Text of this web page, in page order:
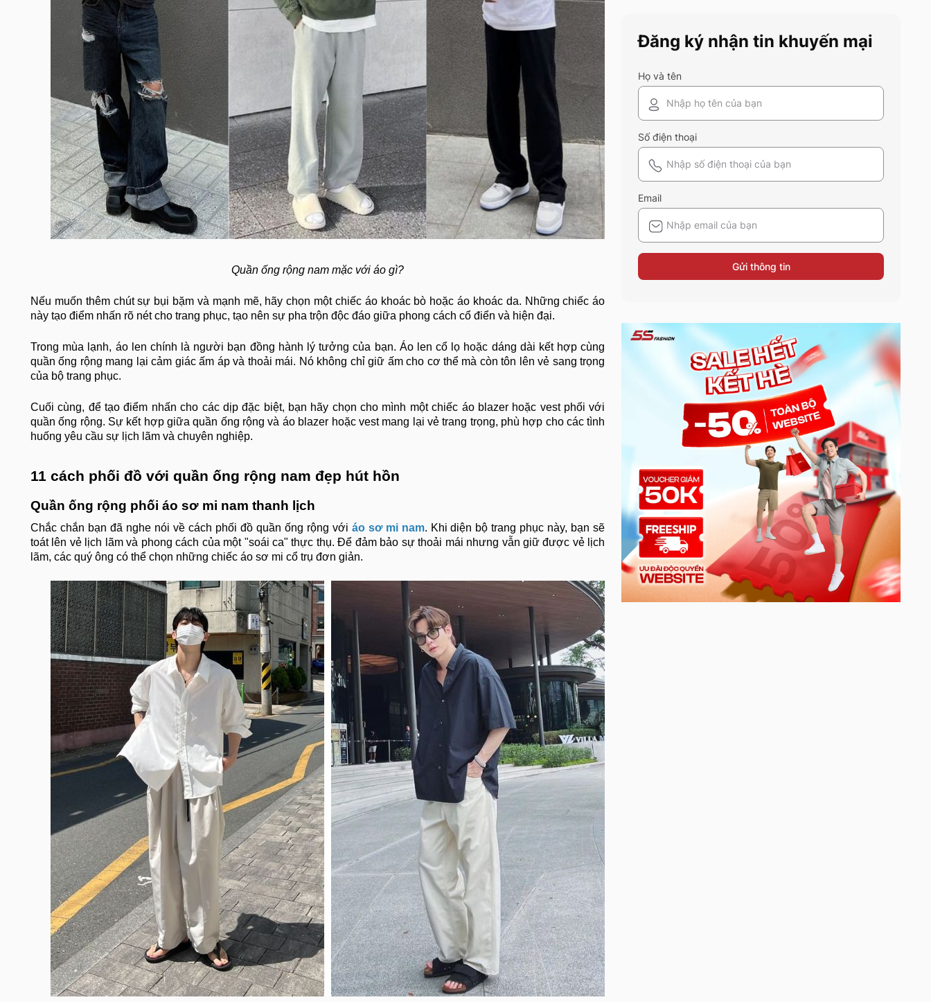
Quần ống rộng nam mặc với áo gì?
Nếu muốn thêm chút sự bụi bặm và mạnh mẽ, hãy chọn một chiếc áo khoác bò hoặc áo khoác da. Những chiếc áo
này tạo điểm nhấn rõ nét cho trang phục, tạo nên sự pha trộn độc đáo giữa phong cách cổ điển và hiện đại.
Trong mùa lạnh, áo len chính là người bạn đồng hành lý tưởng của bạn. Áo len cổ lọ hoặc dáng dài kết hợp cùng
quần ống rộng mang lại cảm giác ấm áp và thoải mái. Nó không chỉ giữ ấm cho cơ thể mà còn tôn lên vẻ sang trọng
của bộ trang phục.
Cuối cùng, để tạo điểm nhấn cho các dịp đặc biệt, bạn hãy chọn cho mình một chiếc áo blazer hoặc vest phối với
quần ống rộng. Sự kết hợp giữa quần ống rộng và áo blazer hoặc vest mang lại vẻ trang trọng, phù hợp cho các tình
huống yêu cầu sự lịch lãm và chuyên nghiệp.
11 cách phối đồ với quần ống rộng nam đẹp hút hồn
Quần ống rộng phối áo sơ mi nam thanh lịch
Chắc chắn bạn đã nghe nói về cách phối đồ quần ống rộng với áo sơ mi nam. Khi diện bộ trang phục này, bạn sẽ
toát lên vẻ lịch lãm và phong cách của một "soái ca" thực thụ. Để đảm bảo sự thoải mái nhưng vẫn giữ được vẻ lịch
lãm, các quý ông có thể chọn những chiếc áo sơ mi cổ trụ đơn giản.
xem có gì mới mẻ để bạn sắm
sửa và diện ngay trong mùa hè
Đăng ký nhận tin khuyến mại
Họ và tên
Số điện thoại
Email
Gửi thông tin